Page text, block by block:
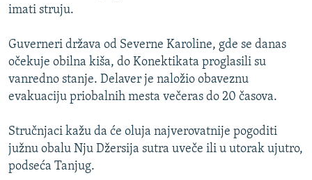
imati struju.
Guverneri država od Severne Karoline, gde se danas
očekuje obilna kiša, do Konektikata proglasili su
vanredno stanje. Delaver je naložio obaveznu
evakuaciju priobalnih mesta večeras do 20 časova.
Stručnjaci kažu da će oluja najverovatnije pogoditi
južnu obalu Nju Džersija sutra uveče ili u utorak ujutro,
podseća Tanjug.